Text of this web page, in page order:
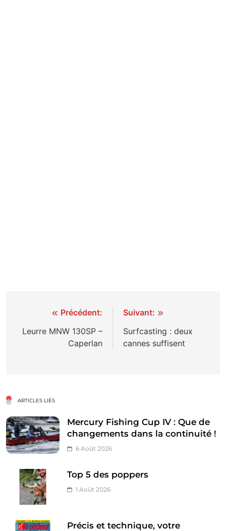
Navigation
de
Précédent:
Leurre MNW 130SP –
Caperlan
Suivant:
Surfcasting : deux
cannes suffisent
ARTICLES LIÉS
Mercury Fishing Cup IV : Que de
changements dans la continuité !
6 Août 2026
Top 5 des poppers
1 Août 2026
Précis et technique, votre